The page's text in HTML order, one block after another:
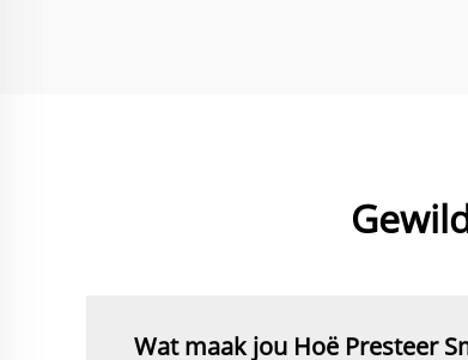
Wat maak jou Hoë Presteer